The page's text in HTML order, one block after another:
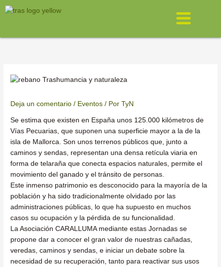
Deja un comentario / Eventos / PorTyN
Se estima que existen en España unos 125.000 kilómetros de
Vías Pecuarias, que suponen una superficie mayor a la de la
isla de Mallorca. Son unos terrenos públicos que, junto a
caminos y sendas, representan una densa retícula viaria en
forma de telaraña que conecta espacios naturales, permite el
movimiento del ganado y el tránsito de personas.
Este inmenso patrimonio es desconocido para la mayoría de la
población y ha sido tradicionalmente olvidado por las
administraciones públicas, lo que ha supuesto en muchos
casos su ocupación y la pérdida de su funcionalidad.
La Asociación CARALLUMA mediante estas Jornadas se
propone dar a conocer el gran valor de nuestras cañadas,
veredas, caminos y sendas, e iniciar un debate sobre la
necesidad de su recuperación, tanto para reactivar sus usos